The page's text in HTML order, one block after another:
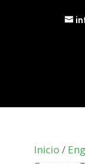
Inicio /